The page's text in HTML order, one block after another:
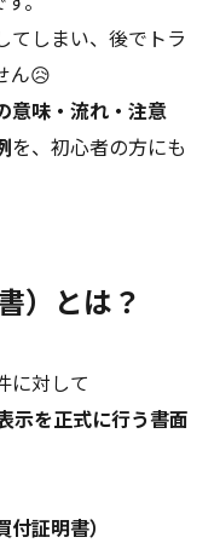
てしまい、後でトラ
ん😥
意味・流れ・注意
を、初心者の方にも
）とは？
に対して
示を正式に行う書面
証明書）